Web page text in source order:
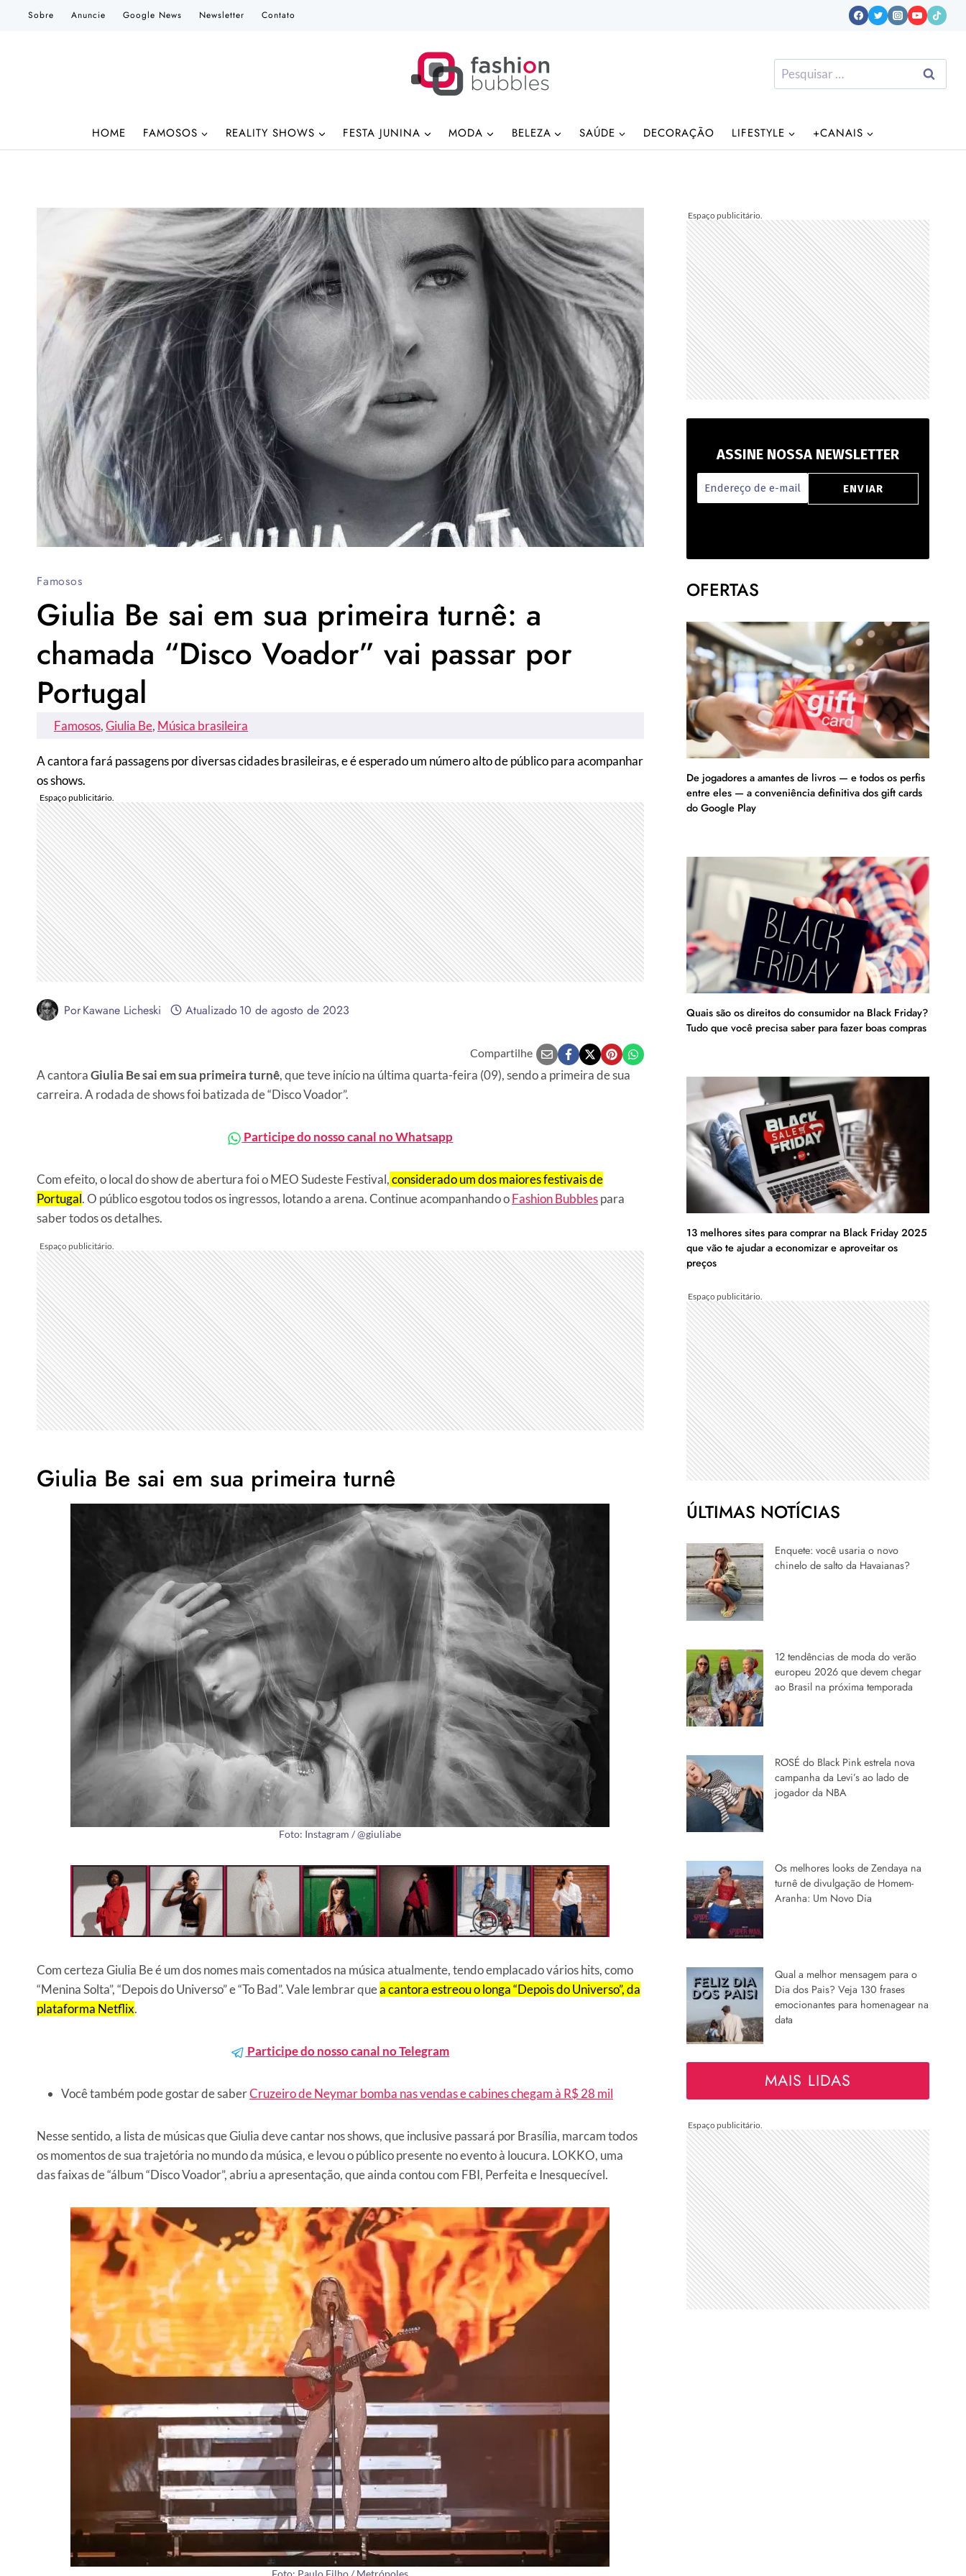
Sobre Anuncie Google News Newsletter Contato
Pesquisar
por:
HOME FAMOSOS REALITY SHOWS FESTA JUNINA MODA BELEZA SAÚDE DECORAÇÃO LIFESTYLE +CANAIS
Famosos
Giulia Be sai em sua primeira turnê: a
chamada “Disco Voador” vai passar por
Portugal
Famosos, Giulia Be, Música brasileira
A cantora fará passagens por diversas cidades brasileiras, e é esperado um número alto de público para acompanhar
os shows.
PorKawane Licheski Atualizado10 de agosto de 2023
Compartilhe
A cantoraGiulia Be sai em sua primeira turnê, que teve início na última quarta-feira (09), sendo a primeira de sua
carreira. A rodada de shows foi batizada de “Disco Voador”.
Participe do nosso canal no Whatsapp
Com efeito, o local do show de abertura foi o MEO Sudeste Festival,considerado um dos maiores festivais de
Portugal. O público esgotou todos os ingressos, lotando a arena. Continue acompanhando oFashion Bubblespara
saber todos os detalhes.
Giulia Be sai em sua primeira turnê
Foto: Instagram / @giuliabe
Com certeza Giulia Be é um dos nomes mais comentados na música atualmente, tendo emplacado vários hits, como
“Menina Solta”, “Depois do Universo” e “To Bad”. Vale lembrar quea cantora estreou o longa “Depois do Universo”, da
plataforma Netflix.
Participe do nosso canal no Telegram
Você também pode gostar de saberCruzeiro de Neymar bomba nas vendas e cabines chegam à R$ 28 mil
Nesse sentido, a lista de músicas que Giulia deve cantar nos shows, que inclusive passará por Brasília, marcam todos
os momentos de sua trajetória no mundo da música, e levou o público presente no evento à loucura. LOKKO, uma
das faixas de “álbum “Disco Voador”, abriu a apresentação, que ainda contou com FBI, Perfeita e Inesquecível.
ASSINE NOSSA NEWSLETTER
OFERTAS
De jogadores a amantes de livros — e todos os perfis
entre eles — a conveniência definitiva dos gift cards
do Google Play
Quais são os direitos do consumidor na Black Friday?
Tudo que você precisa saber para fazer boas compras
13 melhores sites para comprar na Black Friday 2025
que vão te ajudar a economizar e aproveitar os
preços
ÚLTIMAS NOTÍCIAS
Enquete: você usaria o novo
chinelo de salto da Havaianas?
12 tendências de moda do verão
europeu 2026 que devem chegar
ao Brasil na próxima temporada
ROSÉ do Black Pink estrela nova
campanha da Levi’s ao lado de
jogador da NBA
Os melhores looks de Zendaya na
turnê de divulgação de Homem-
Aranha: Um Novo Dia
Qual a melhor mensagem para o
Dia dos Pais? Veja 130 frases
emocionantes para homenagear na
data
MAIS LIDAS